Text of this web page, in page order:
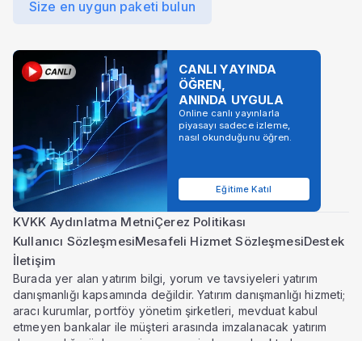
Size en uygun paketi bulun
CANLI YAYINDA
ÖĞREN,
ANINDA UYGULA
Online canlı yayınlarla
piyasayı sadece izleme,
nasıl okunduğunu öğren.
Eğitime Katıl
KVKK Aydınlatma MetniÇerez Politikası
Kullanıcı SözleşmesiMesafeli Hizmet SözleşmesiDestek
İletişim
Burada yer alan yatırım bilgi, yorum ve tavsiyeleri yatırım
danışmanlığı kapsamında değildir. Yatırım danışmanlığı hizmeti;
aracı kurumlar, portföy yönetim şirketleri, mevduat kabul
etmeyen bankalar ile müşteri arasında imzalanacak yatırım